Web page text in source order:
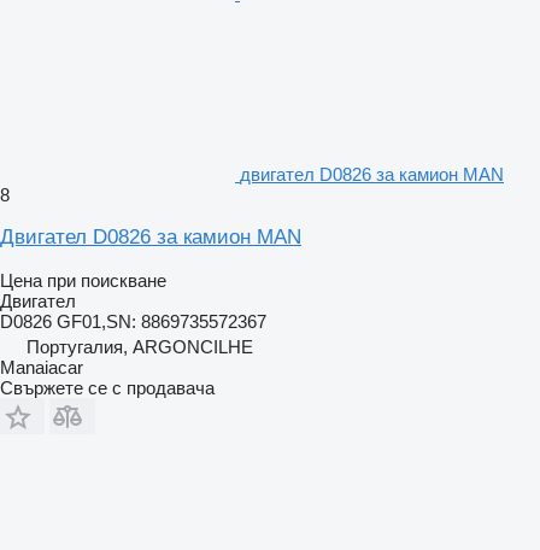
двигател D0826 за камион MAN
8
Двигател D0826 за камион MAN
Цена при поискване
Двигател
D0826 GF01,SN: 8869735572367
Португалия, ARGONCILHE
Manaiacar
Свържете се с продавача